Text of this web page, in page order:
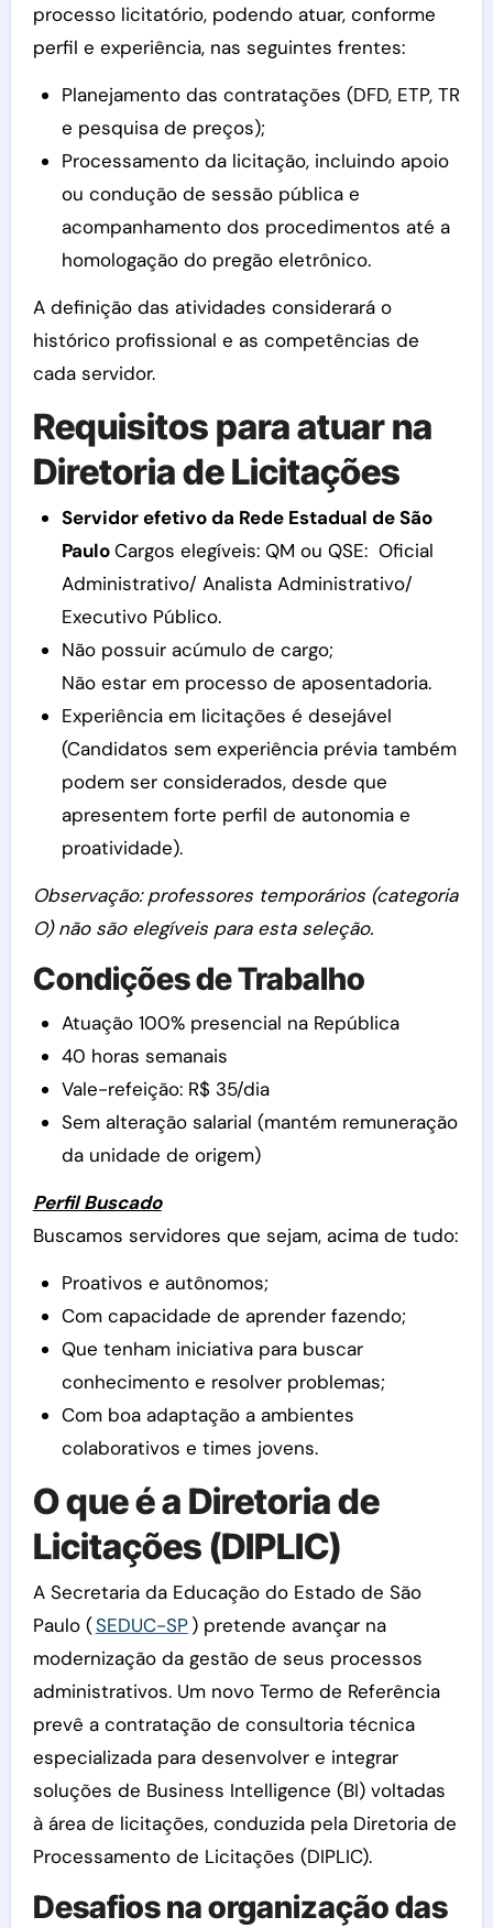
processo licitatório, podendo atuar, conforme
perfil e experiência, nas seguintes frentes:
Planejamento das contratações (DFD, ETP, TR
e pesquisa de preços);
Processamento da licitação, incluindo apoio
ou condução de sessão pública e
acompanhamento dos procedimentos até a
homologação do pregão eletrônico.
A definição das atividades considerará o
histórico profissional e as competências de
cada servidor.
Requisitos para atuar na
Diretoria de Licitações
Servidor efetivo da Rede Estadual de São
PauloCargos elegíveis: QM ou QSE: Oficial
Administrativo/ Analista Administrativo/
Executivo Público.
Não possuir acúmulo de cargo;
Não estar em processo de aposentadoria.
Experiência em licitações é desejável
(Candidatos sem experiência prévia também
podem ser considerados, desde que
apresentem forte perfil de autonomia e
proatividade).
Observação: professores temporários (categoria
O) não são elegíveis para esta seleção.
Condições de Trabalho
Atuação 100% presencial na República
40 horas semanais
Vale-refeição: R$ 35/dia
Sem alteração salarial (mantém remuneração
da unidade de origem)
Perfil Buscado
Buscamos servidores que sejam, acima de tudo:
Proativos e autônomos;
Com capacidade de aprender fazendo;
Que tenham iniciativa para buscar
conhecimento e resolver problemas;
Com boa adaptação a ambientes
colaborativos e times jovens.
O que é a Diretoria de
Licitações (DIPLIC)
A Secretaria da Educação do Estado de São
Paulo (SEDUC-SP) pretende avançar na
modernização da gestão de seus processos
administrativos. Um novo Termo de Referência
prevê a contratação de consultoria técnica
especializada para desenvolver e integrar
soluções de Business Intelligence (BI) voltadas
à área de licitações, conduzida pela Diretoria de
Processamento de Licitações (DIPLIC).
Desafios na organização das